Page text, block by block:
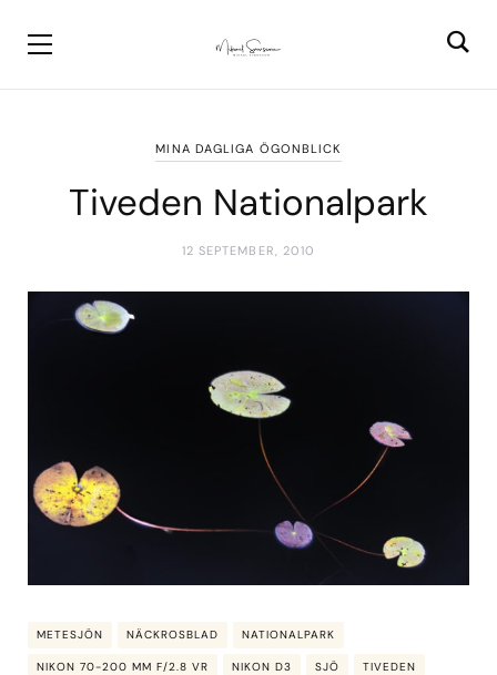
MINA DAGLIGA ÖGONBLICK
Tiveden Nationalpark
12 SEPTEMBER, 2010
METESJÖN NÄCKROSBLAD NATIONALPARK
NIKON 70-200 MM F/2.8 VR NIKON D3 SJÖ TIVEDEN